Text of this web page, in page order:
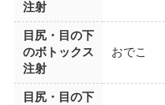
注射
目尻・目の下
のボトックス
注射
おでこ
目尻・目の下